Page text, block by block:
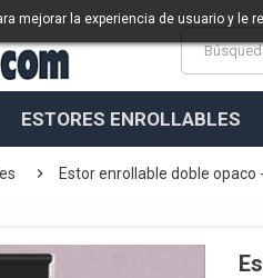
mejorar la experiencia de usuario y le
ESTORES ENROLLABLES
 Estor enrollable doble opaco